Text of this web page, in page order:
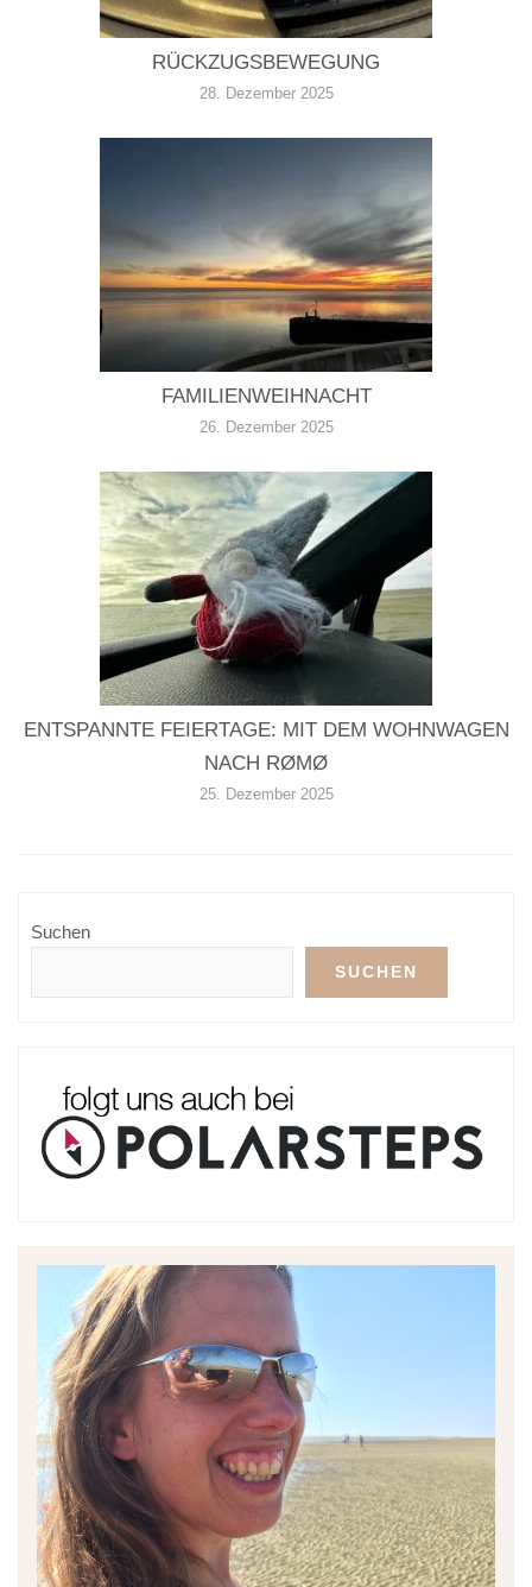
RÜCKZUGSBEWEGUNG
28. Dezember 2025
FAMILIENWEIHNACHT
26. Dezember 2025
ENTSPANNTE FEIERTAGE: MIT DEM WOHNWAGEN
NACH RØMØ
25. Dezember 2025
Suchen
SUCHEN